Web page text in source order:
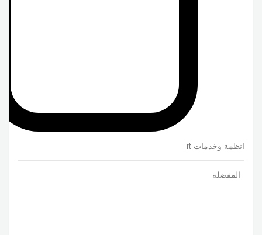
انظمة وخدمات it
المفضلة